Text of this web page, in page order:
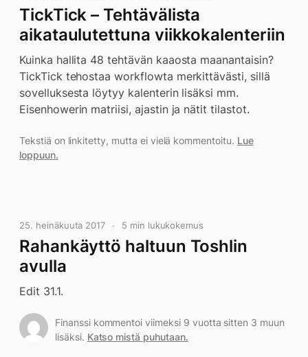
TickTick – Tehtävälista
aikataulutettuna viikkokalenteriin
Kuinka hallita 48 tehtävän kaaosta maanantaisin?
TickTick tehostaa workflowta merkittävästi, sillä
sovelluksesta löytyy kalenterin lisäksi mm.
Eisenhowerin matriisi, ajastin ja nätit tilastot.
Tekstiä on linkitetty, mutta ei vielä kommentoitu. Lue
loppuun.
25. heinäkuuta 2017 5 min lukukokemus
Rahankäyttö haltuun Toshlin
avulla
Edit 31.1.
Finanssi kommentoi viimeksi 9 vuotta sitten 3 muun
lisäksi. Katso mistä puhutaan.